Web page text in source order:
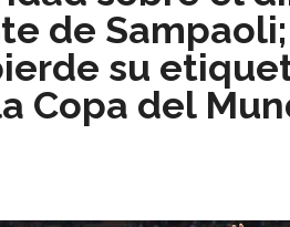
de
su
Copa del